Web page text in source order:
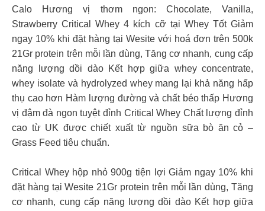
Calo Hương vị thơm ngon: Chocolate, Vanilla,
StrawberryCritical Whey 4 kích cỡ tại Whey Tốt Giảm
ngay 10% khi đặt hàng tại Wesite với hoá đơn trên 500k
21Gr protein trên mỗi lần dùng, Tăng cơ nhanh, cung cấp
năng lượng dồi dào Kết hợp giữa whey concentrate,
whey isolate và hydrolyzed whey mang lại khả năng hấp
thụ cao hơn Hàm lượng đường và chất béo thấp Hương
vị đậm đà ngon tuyệt đỉnh Critical Whey Chất lượng đỉnh
cao từ UK được chiết xuất từ nguồn sữa bò ăn cỏ –
Grass Feed tiêu chuẩn.
Critical Whey hộp nhỏ 900g tiện lợi Giảm ngay 10% khi
đặt hàng tại Wesite 21Gr protein trên mỗi lần dùng, Tăng
cơ nhanh, cung cấp năng lượng dồi dào Kết hợp giữa